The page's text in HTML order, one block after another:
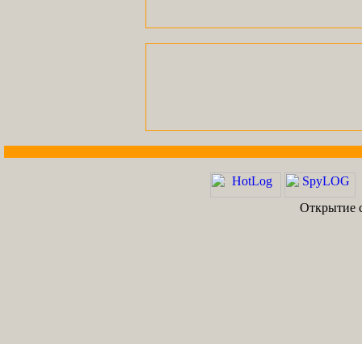
Открытие